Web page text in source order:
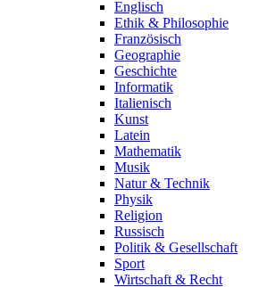
Englisch
Ethik & Philosophie
Französisch
Geographie
Geschichte
Informatik
Italienisch
Kunst
Latein
Mathematik
Musik
Natur & Technik
Physik
Religion
Russisch
Politik & Gesellschaft
Sport
Wirtschaft & Recht